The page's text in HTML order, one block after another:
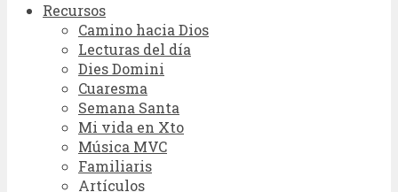
Recursos
Camino hacia Dios
Lecturas del día
Dies Domini
Cuaresma
Semana Santa
Mi vida en Xto
Música MVC
Familiaris
Artículos